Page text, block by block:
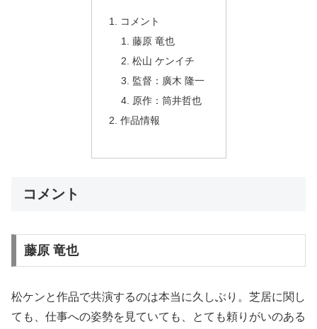
コメント
藤原 竜也
松山 ケンイチ
監督：廣木 隆一
原作：筒井哲也
作品情報
コメント
藤原 竜也
松ケンと作品で共演するのは本当に久しぶり。芝居に関し
ても、仕事への姿勢を見ていても、とても頼りがいのある